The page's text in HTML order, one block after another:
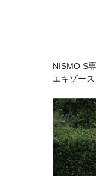
NISMO S
エキゾー